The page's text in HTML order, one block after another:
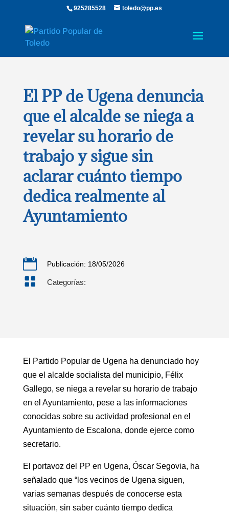
925285528 toledo@pp.es
El PP de Ugena denuncia
que el alcalde se niega a
revelar su horario de
trabajo y sigue sin
aclarar cuánto tiempo
dedica realmente al
Ayuntamiento
 Publicación: 18/05/2026
 Categorías:
El Partido Popular de Ugena ha denunciado hoy
que el alcalde socialista del municipio, Félix
Gallego, se niega a revelar su horario de trabajo
en el Ayuntamiento, pese a las informaciones
conocidas sobre su actividad profesional en el
Ayuntamiento de Escalona, donde ejerce como
secretario.
El portavoz del PP en Ugena, Óscar Segovia, ha
señalado que “los vecinos de Ugena siguen,
varias semanas después de conocerse esta
situación, sin saber cuánto tiempo dedica